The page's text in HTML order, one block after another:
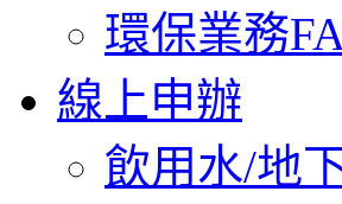
環保業務
線上申辦
飲用水/地